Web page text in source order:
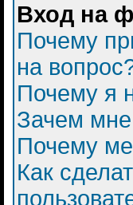
Вход на
Почему
на
Почему я
Зачем
Почему
Как